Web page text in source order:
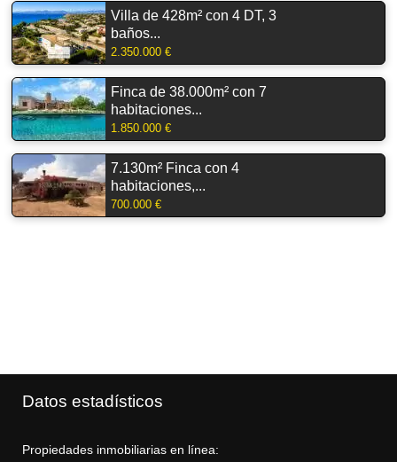
Villa de 428m² con 4 DT, 3
baños...
2.350.000 €
Finca de 38.000m² con 7
habitaciones...
1.850.000 €
7.130m² Finca con 4
habitaciones,...
700.000 €
Datos estadísticos
Propiedades inmobiliarias en línea: